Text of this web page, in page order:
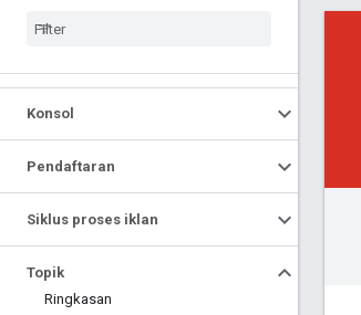
Konsol
Pendaftaran
Siklus proses iklan
Topik
Ringkasan